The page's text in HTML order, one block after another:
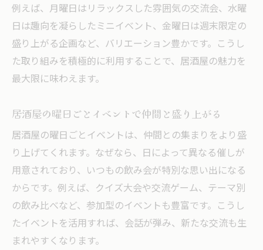
注目の居酒屋イベントを見逃さず楽しむ秘
訣
最新居酒屋イベント情報で週末の予定を充
実
新しい居酒屋イベントで地域の魅力を再発
話題の居酒屋イベントで交流の輪を広げる
個性豊かな曜日イベントを居酒屋で満喫
曜日ごとに異なる居酒屋イベントが充実
居酒屋の個性派イベントで特別な一日を演
出
曜日替わりの居酒屋催しで飽きない体験を
居酒屋の多彩なイベントを曜日ごとに楽し
例えば、月曜日はリラックスした雰囲気の交流会、水曜
日は趣向を凝らしたミニイベント、金曜日は週末限定の
盛り上がる企画など、バリエーション豊かです。こうし
た取り組みを積極的に利用することで、居酒屋の魅力を
最大限に味わえます。
居酒屋の曜日ごとイベントで仲間と盛り上がる
居酒屋の曜日ごとイベントは、仲間との集まりをより盛
り上げてくれます。なぜなら、日によって異なる催しが
用意されており、いつもの飲み会が特別な思い出になる
からです。例えば、クイズ大会や交流ゲーム、テーマ別
の飲み比べなど、参加型のイベントも豊富です。こうし
たイベントを活用すれば、会話が弾み、新たな交流も生
まれやすくなります。